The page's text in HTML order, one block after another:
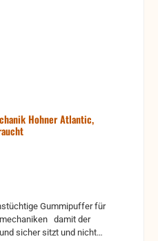
Hohner Atlantic,
Gummipuffer für
damit der
sicher sitzt und nicht